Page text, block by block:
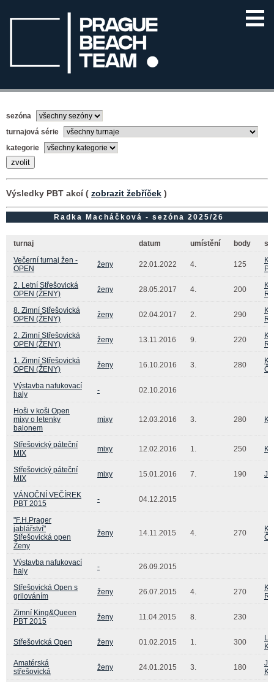
sezóna
turnajová série
kategorie
Výsledky PBT akcí ( zobrazit žebříček )
Radka Macháčková - sezóna 2025/26
turnaj datum umístění body
Večerní turnaj žen -
OPEN
ženy 22.01.2022 4. 125
2. Letní Střešovická
OPEN (ŽENY)
ženy 28.05.2017 4. 200
8. Zimní Střešovická
OPEN (ŽENY)
ženy 02.04.2017 2. 290
2. Zimní Střešovická
OPEN (ŽENY)
ženy 13.11.2016 9. 220
1. Zimní Střešovická
OPEN (ŽENY)
ženy 16.10.2016 3. 280
Výstavba nafukovací
haly
- 02.10.2016
Hoši v koši Open
mixy o letenky
balonem
mixy 12.03.2016 3. 280
Střešovický páteční
MIX
mixy 12.02.2016 1. 250
Střešovický páteční
MIX
mixy 15.01.2016 7. 190
VÁNOČNÍ VEČÍREK
PBT 2015
- 04.12.2015
"F.H.Prager
jablářství"
Střešovická open
Ženy
ženy 14.11.2015 4. 270
Výstavba nafukovací
haly
- 26.09.2015
Střešovická Open s
grilováním
ženy 26.07.2015 4. 270
Zimní King&Queen
PBT 2015
ženy 11.04.2015 8. 230
Střešovická Open ženy 01.02.2015 1. 300
Amatérská
střešovická
ženy 24.01.2015 3. 180